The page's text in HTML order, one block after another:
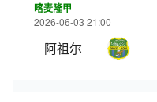
喀麦隆甲
2026-06-03 21:00
阿祖尔